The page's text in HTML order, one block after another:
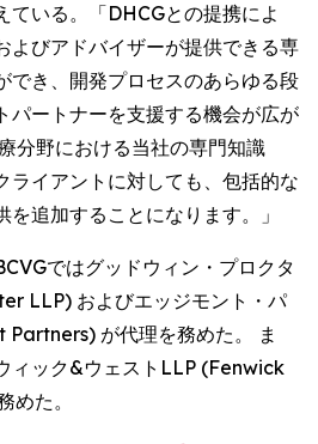
ている。「DHCGとの提携によ
よびアドバイザーが提供できる専
でき、開発プロセスのあらゆる段
パートナーを支援する機会が広が
分野における当社の専門知識
ライアントに対しても、包括的な
追加することになります。」
ではグッドウィン・プロクタ
LLP) およびエッジモント・パ
が代理を務めた。 ま
ィック&ウェストLLP (Fenwick
めた。